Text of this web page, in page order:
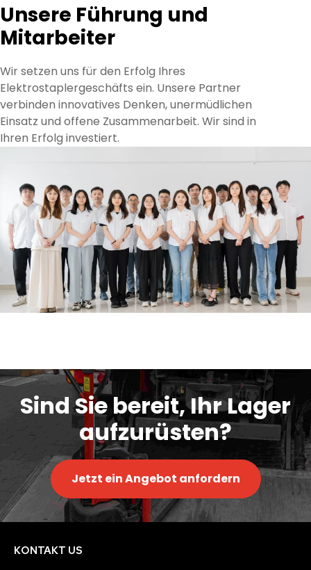
Unsere Führung und
Mitarbeiter
Wir setzen uns für den Erfolg Ihres
Elektrostaplergeschäfts ein. Unsere Partner
verbinden innovatives Denken, unermüdlichen
Einsatz und offene Zusammenarbeit. Wir sind in
Ihren Erfolg investiert.
Sind Sie bereit, Ihr Lager
aufzurüsten?
Jetzt ein Angebot anfordern
KONTAKT US